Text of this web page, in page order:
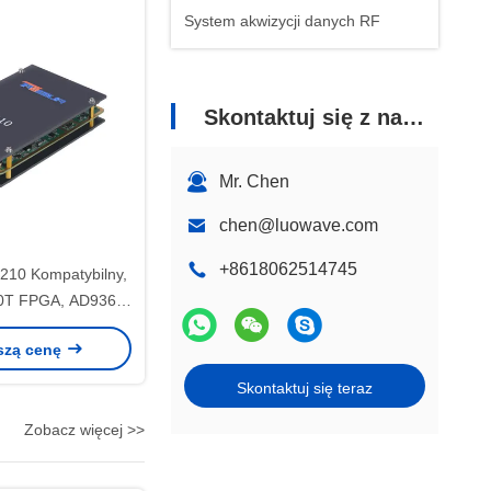
System akwizycji danych RF
Skontaktuj się z nami
Mr. Chen
chen@luowave.com
+8618062514745
Skontaktuj się teraz
Kompatybilny,
FPGA, AD9361
56 MHz BW
USRP
cenę
Zobacz więcej >>